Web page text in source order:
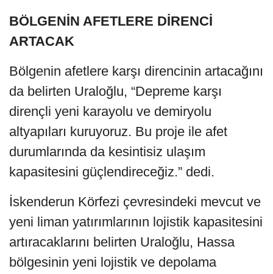
BÖLGENİN AFETLERE DİRENCİ
ARTACAK
Bölgenin afetlere karşı direncinin artacağını
da belirten Uraloğlu, “Depreme karşı
dirençli yeni karayolu ve demiryolu
altyapıları kuruyoruz. Bu proje ile afet
durumlarında da kesintisiz ulaşım
kapasitesini güçlendireceğiz.” dedi.
İskenderun Körfezi çevresindeki mevcut ve
yeni liman yatırımlarının lojistik kapasitesini
artıracaklarını belirten Uraloğlu, Hassa
bölgesinin yeni lojistik ve depolama